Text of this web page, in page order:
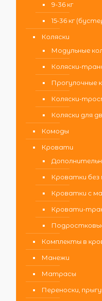
9-36 кг
15-36 кг
Коляски
Модульные
Коляски-
Прогулочные
Коляски-
Коляски для
Комоды
Кровати
Кроватки без
Кроватки с
Кровати-
Комплекты в
Манежи
Матрасы
Переноски,